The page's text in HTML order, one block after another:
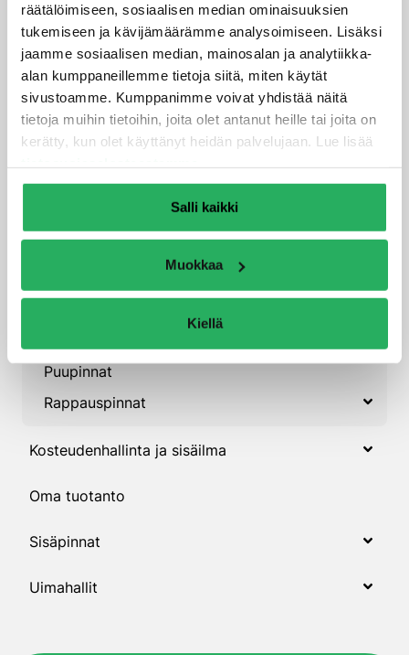
räätälöimiseen, sosiaalisen median ominaisuuksien
tukemiseen ja kävijämäärämme analysoimiseen. Lisäksi
jaamme sosiaalisen median, mainosalan ja analytiikka-
alan kumppaneillemme tietoja siitä, miten käytät
sivustoamme. Kumppanimme voivat yhdistää näitä
tietoja muihin tietoihin, joita olet antanut heille tai joita on
kerätty, kun olet käyttänyt heidän palvelujaan. Lue lisää
Salli kaikki
Muokkaa
Kiellä
Kategoriat
Betonirakenteet
Julkisivut
Betonipinnat
Betonipintojen kohokuviointi
Betonipintojen korjauslaastit
Betonipintojen maalituotteet
Puupinnat
Rappauspinnat
Kosteudenhallinta ja sisäilma
Oma tuotanto
Sisäpinnat
Uimahallit